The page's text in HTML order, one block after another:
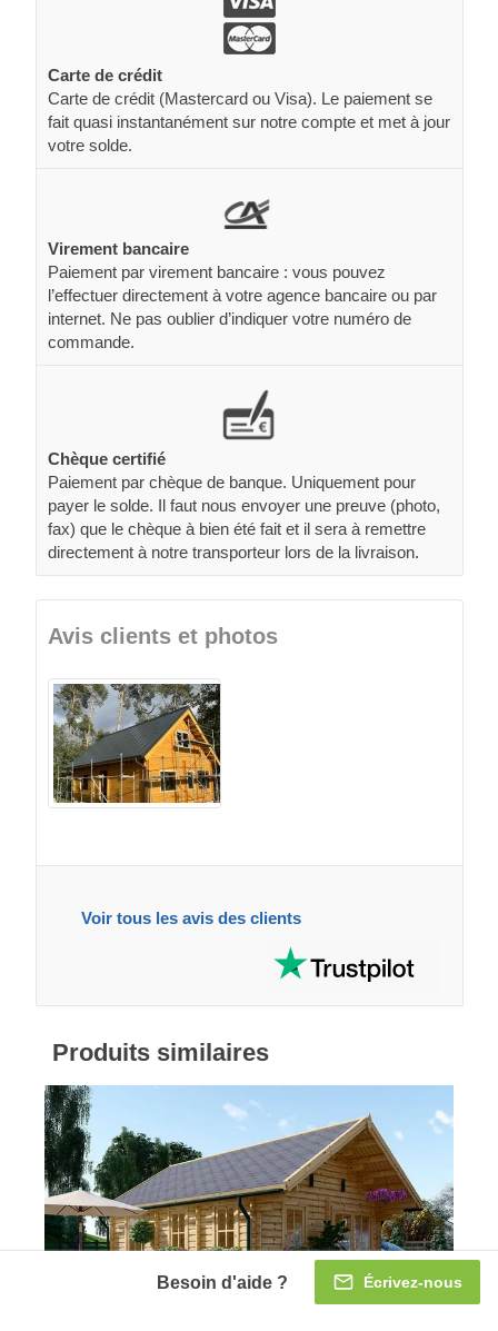
Carte de crédit
Carte de crédit (Mastercard ou Visa). Le paiement se
fait quasi instantanément sur notre compte et met à jour
votre solde.
Virement bancaire
Paiement par virement bancaire : vous pouvez
l’effectuer directement à votre agence bancaire ou par
internet. Ne pas oublier d’indiquer votre numéro de
commande.
Chèque certifié
Paiement par chèque de banque. Uniquement pour
payer le solde. Il faut nous envoyer une preuve (photo,
fax) que le chèque à bien été fait et il sera à remettre
directement à notre transporteur lors de la livraison.
Avis clients et photos
Voir tous les avis des clients
Écrivez-nous
Besoin d'aide ?
Produits similaires